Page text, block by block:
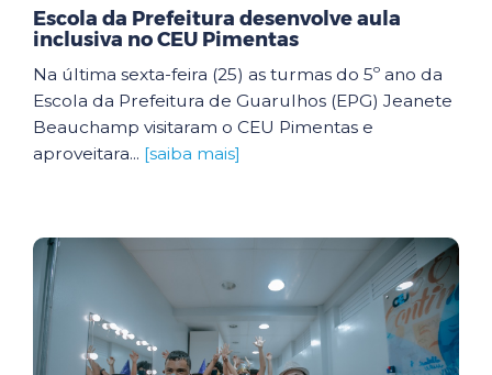
Escola da Prefeitura desenvolve aula
inclusiva no CEU Pimentas
Na última sexta-feira (25) as turmas do 5º ano da
Escola da Prefeitura de Guarulhos (EPG) Jeanete
Beauchamp visitaram o CEU Pimentas e
aproveitara... [saiba mais]